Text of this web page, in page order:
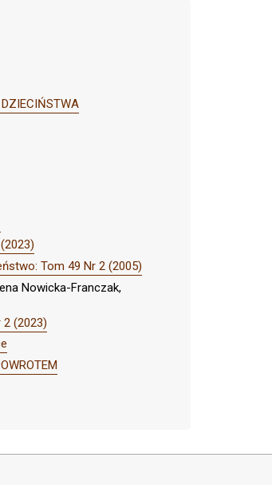
Tom 49 Nr 2 (2005)
Nowicka-Franczak,
2 (2023)